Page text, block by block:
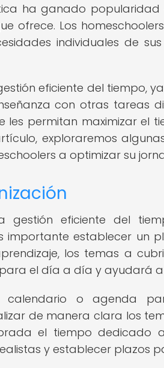
ha ganado
ofrece. Los
individuales de
eficiente del tiempo,
con otras tareas
les permitan maximizar el
exploraremos
a optimizar su
eficiente del
importante establecer un
los temas a
el día a día y ayudará
calendario o agenda
de manera clara los
el tiempo dedicado
y establecer plazos